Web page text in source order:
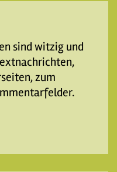
sind witzig und
zum